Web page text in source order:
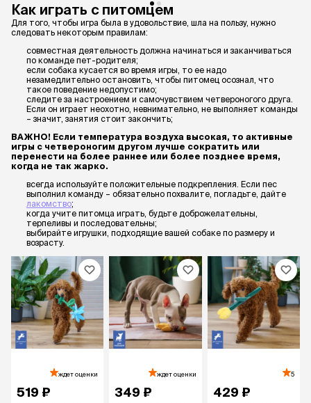
Как играть с питомцем
Для того, чтобы игра была в удовольствие, шла на пользу, нужно
следовать некоторым правилам:
совместная деятельность должна начинаться и заканчиваться
по команде пет-родителя;
если собака кусается во время игры, то ее надо
незамедлительно остановить, чтобы питомец осознал, что
такое поведение недопустимо;
следите за настроением и самочувствием четвероногого друга.
Если он играет неохотно, невнимательно, не выполняет команды
– значит, занятия стоит закончить;
ВАЖНО! Если температура воздуха высокая, то активные
игры с четвероногим другом лучше сократить или
перенести на более раннее или более позднее время,
когда не так жарко.
всегда используйте положительные подкрепления. Если пес
выполнил команду – обязательно похвалите, погладьте, дайте
лакомство;
когда учите питомца играть, будьте доброжелательны,
терпеливы и последовательны;
выбирайте игрушки, подходящие вашей собаке по размеру и
возрасту.
ждет оценки
519 ₽
ждет оценки
349 ₽
5
429 ₽